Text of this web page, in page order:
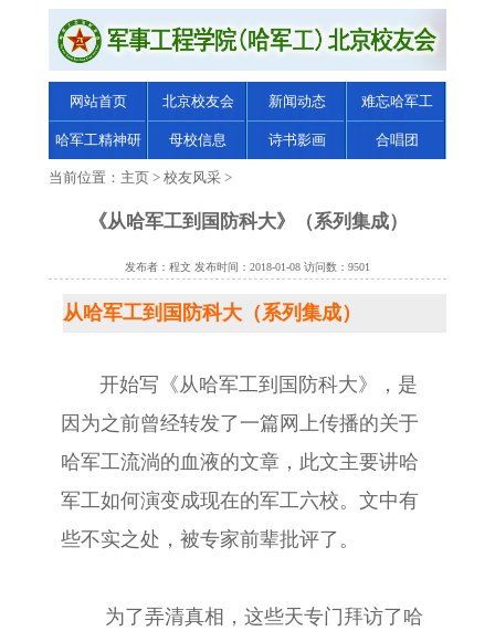
网站首页 北京校友会 新闻动态 难忘哈军工
哈军工精神研
究
母校信息 诗书影画 合唱团
当前位置： 主页 > 校友风采 >
《从哈军工到国防科大》（系列集成）
发布者：程文 发布时间：2018-01-08 访问数：9501
从哈军工到国防科大（系列集成）
开始写《从哈军工到国防科大》，是
因为之前曾经转发了一篇网上传播的关于
哈军工流淌的血液的文章，此文主要讲哈
军工如何演变成现在的军工六校。文中有
些不实之处，被专家前辈批评了。
为了弄清真相，这些天专门拜访了哈